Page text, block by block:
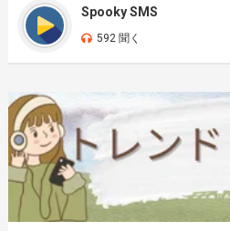
Spooky SMS
592 聞く